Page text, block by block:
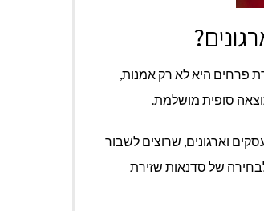
פרחים היא לא רק אמנות,
סופית מושלמת.
וארגונים, שרוצים לשבור
של סדנאות שזירת